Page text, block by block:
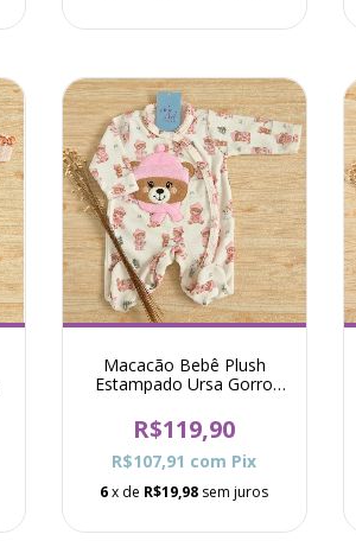
Macacão Bebê Plush
Estampado Ursa Gorro
R$119,90
R$107,91 com Pix
6x de R$19,98 sem juros